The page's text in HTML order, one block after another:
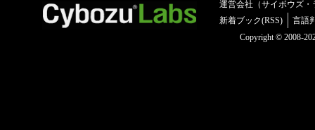
運営会社（サイボウズ・
新着ブック(RSS)
言語
Copyright © 2008-